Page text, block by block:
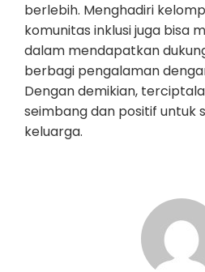
berlebih. Menghadiri
komunitas inklusi juga bisa
dalam mendapatkan
berbagi pengalaman
Dengan demikian,
seimbang dan positif untuk
keluarga.